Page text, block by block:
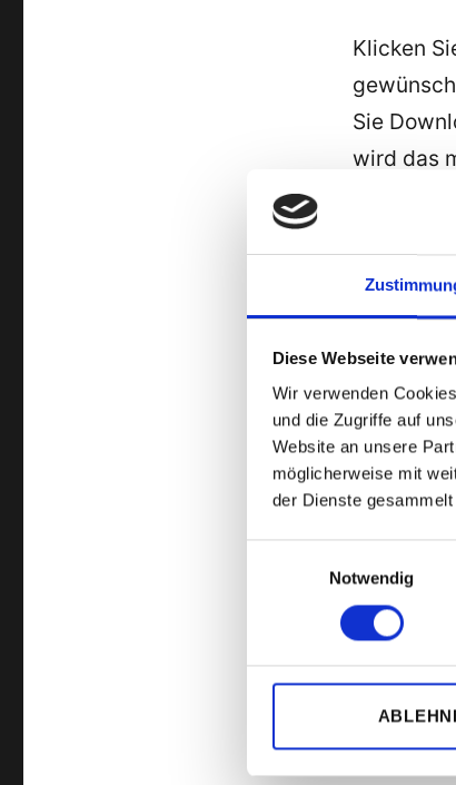
Diese Webseite
Wir verwenden
und die Zugriffe auf
Website an unsere
möglicherweise mit
der Dienste gesammelt
Notwendig
Klicken
Sie
wird das
möchten.
Nach der
Um mal